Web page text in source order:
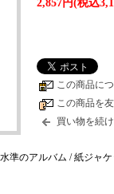
2,857円(税込
この商品に
この商品を
買い物を続
準のアルバム / 紙ジャケ